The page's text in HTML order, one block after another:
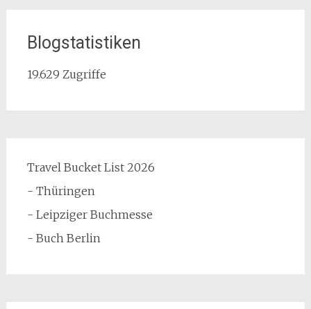
Blogstatistiken
19.629 Zugriffe
Travel Bucket List 2026
- Thüringen
- Leipziger Buchmesse
- Buch Berlin